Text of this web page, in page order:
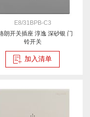
E8/31BPB-C3
朗开关插座 淳逸 深砂银 门
铃开关
加入清单